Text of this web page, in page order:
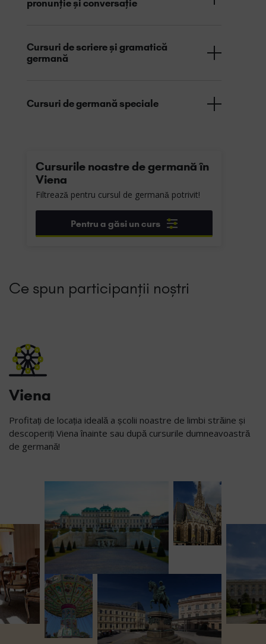
pronunție și conversație
Cursuri de scriere și gramatică
germană
Cursuri de germană speciale
Cursurile noastre de germană în
Viena
Filtrează pentru cursul de germană potrivit!
Pentru a găsi un curs
Ce spun participanții noștri
Viena
Profitați de locația ideală a școlii noastre de limbi străine și
descoperiți Viena înainte sau după cursurile dumneavoastră
de germană!